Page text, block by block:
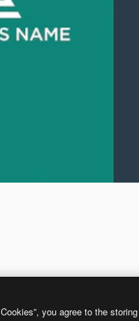
you agree to the